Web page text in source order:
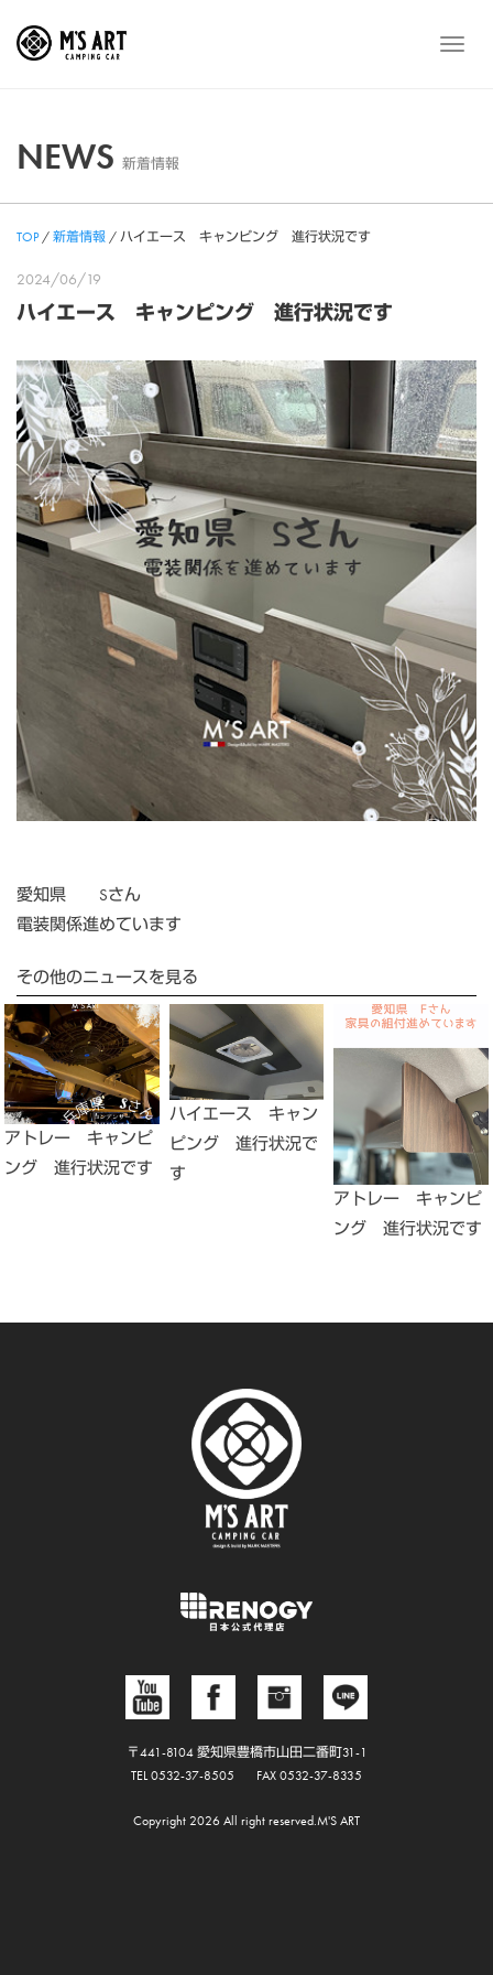
メ
NEWS 新着情報
TOP/新着情報 /ハイエース キャンピング 進行状況です
2024/06/19
ハイエース キャンピング 進行状況です
愛知県 Sさん
電装関係進めています
その他のニュースを見る
アトレー キャンピ
ング 進行状況です
ハイエース キャン
ピング 進行状況で
す
アトレー キャンピ
ング 進行状況です
〒441-8104 愛知県豊橋市山田二番町31-1
TEL 0532-37-8505
FAX 0532-37-8335
Copyright 2026 All right reserved.M'S ART